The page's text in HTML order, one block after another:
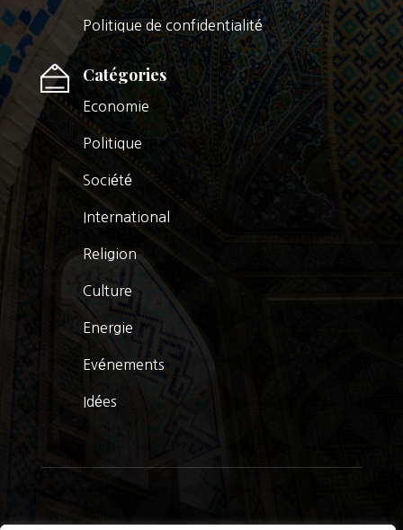
Politique de confidentialité
Catégories
Economie
Politique
Société
International
Religion
Culture
Energie
Evénements
Idées